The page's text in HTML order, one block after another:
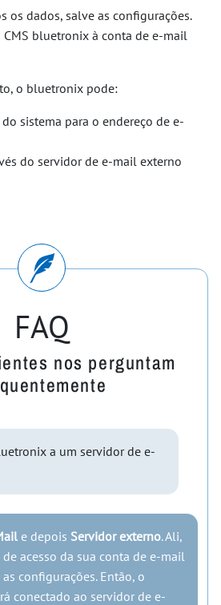
os dados, salve as configurações.
CMS bluetronix à conta de e-mail
o bluetronix pode:
sistema para o endereço de e-
do servidor de e-mail externo
FAQ
nos perguntam
a um servidor de e-
e depois Servidor externo. Ali,
acesso da sua conta de e-mail
configurações. Então, o
conectado ao servidor de e-